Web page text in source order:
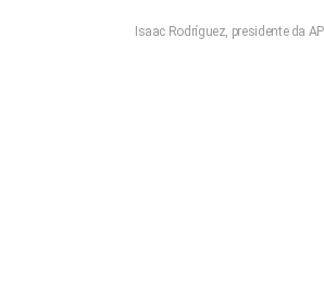
Isaac Rodríguez, presidente da